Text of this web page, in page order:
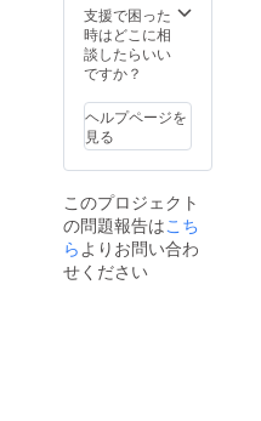
支援で困った
時はどこに相
談したらいい
ですか？
ヘルプページを
見る
このプロジェクト
の問題報告はこち
ら よりお問い合わ
せください